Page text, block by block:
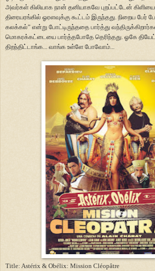
அவர்கள் கிலியாக நான் தனியாகவே புறப்பட்டேன்
திரையரங்கில் ஓரளவுக்கு கூட்டம் இருந்தது. நிறைய பேர்
கலக்கல்” என்று போட்டிருந்ததை பார்த்து
மொகரக்கட்டையை பார்த்தபோதே தெரிந்தது. ஓகே
திறந்திட்டாங்க... வாங்க உள்ளே போவோம்...
Title: Astérix & Obélix: Mission Cléopâtre